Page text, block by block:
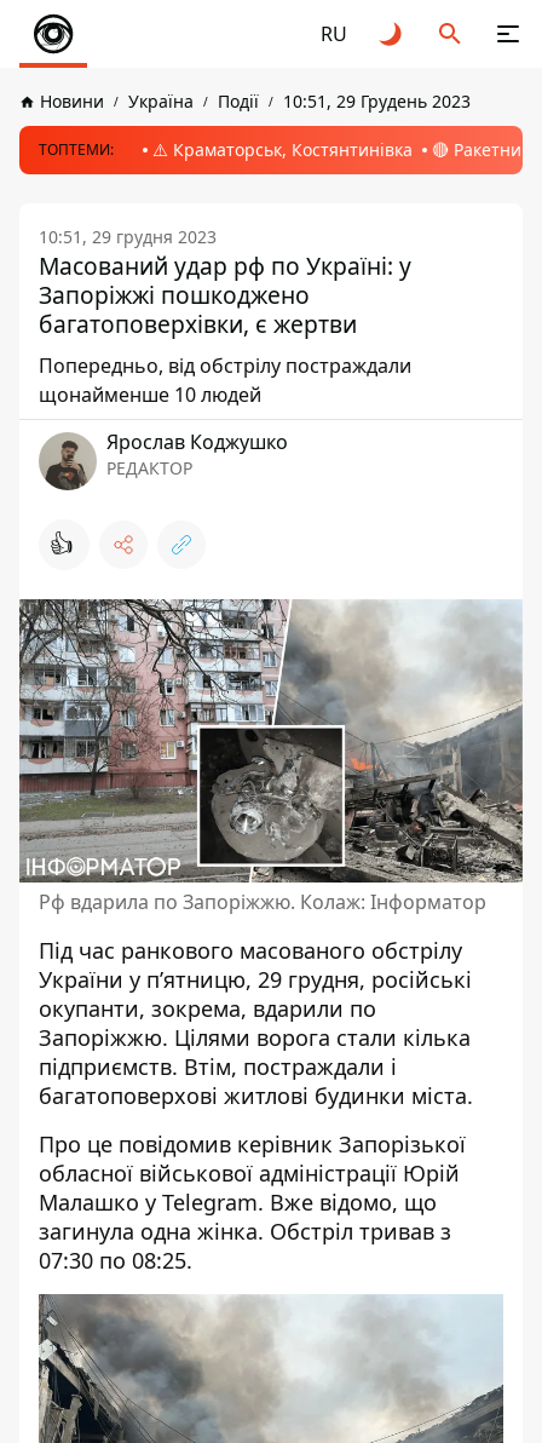
RU
Новини Україна Події 10:51, 29 Грудень 2023
ТОПТЕМИ: ⚠️ Краматорськ, Костянтинівка 🔴 Ракетний
10:51, 29 грудня 2023
Масований удар рф по Україні: у
Запоріжжі пошкоджено
багатоповерхівки, є жертви
Попередньо, від обстрілу постраждали
щонайменше 10 людей
Ярослав Коджушко
РЕДАКТОР
👍
Рф вдарила по Запоріжжю. Колаж: Інформатор
Під час ранкового масованого обстрілу
України у п’ятницю, 29 грудня, російські
окупанти, зокрема, вдарили по
Запоріжжю. Цілями ворога стали кілька
підприємств. Втім, постраждали і
багатоповерхові житлові будинки міста.
Про це повідомив керівник Запорізької
обласної військової адміністрації Юрій
Малашко у Telegram. Вже відомо, що
загинула одна жінка. Обстріл тривав з
07:30 по 08:25.